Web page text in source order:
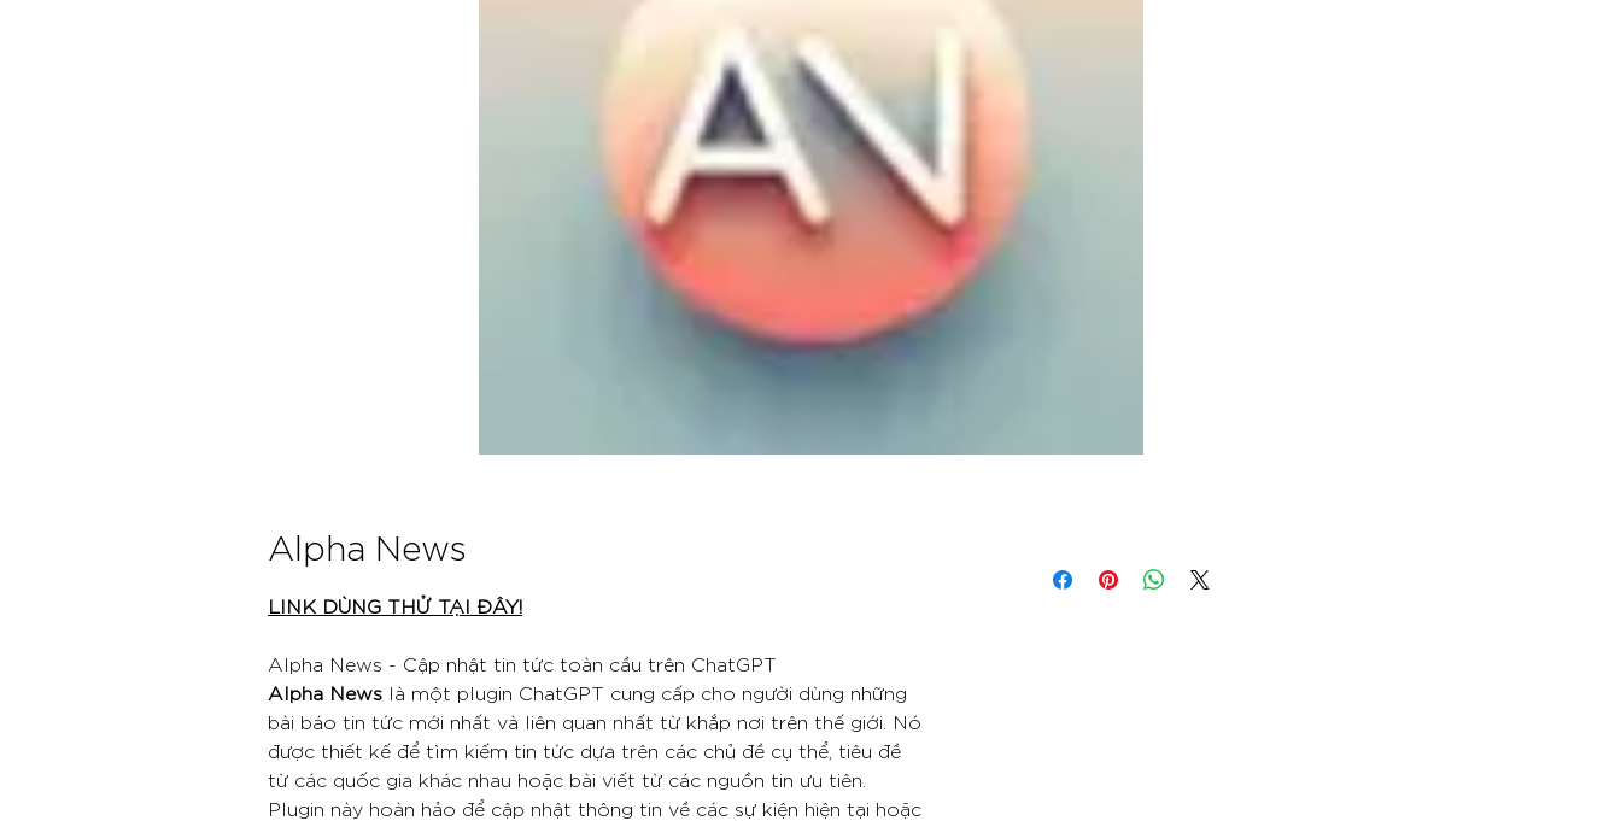
Alpha News
LINK DÙNG THỬ TẠI ĐÂY!
Alpha News - Cập nhật tin tức toàn cầu trên ChatGPT
Alpha News là một plugin ChatGPT cung cấp cho người dùng những
bài báo tin tức mới nhất và liên quan nhất từ khắp nơi trên thế giới. Nó
được thiết kế để tìm kiếm tin tức dựa trên các chủ đề cụ thể, tiêu đề
từ các quốc gia khác nhau hoặc bài viết từ các nguồn tin ưu tiên.
Plugin này hoàn hảo để cập nhật thông tin về các sự kiện hiện tại hoặc